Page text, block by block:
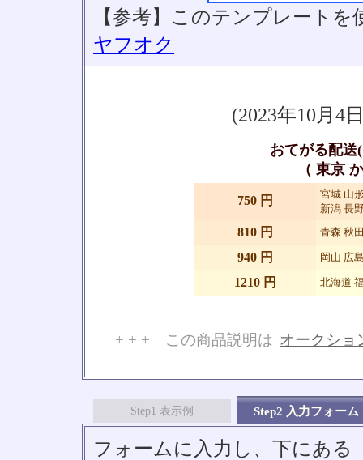
【参考】このテンプレート
ヤフオク
(2023年10月4
おてがる配
（ 東京
750 円
宮城 山
新潟 長
810 円 青森 秋
940 円 岡山 広
1210 円 北海道
+ + + この商品説明は オークショ
Step1 表示例 Step2 入力フォーム
フォームに入力し、下にあ